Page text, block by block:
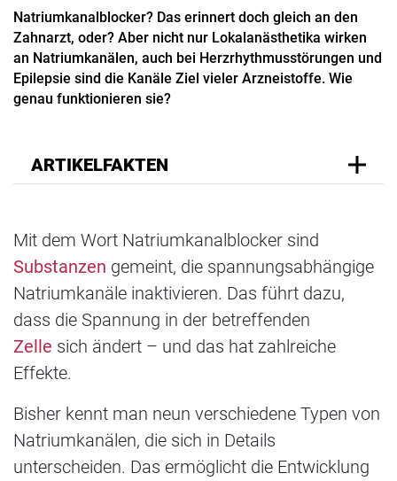
Natriumkanalblocker? Das erinnert doch gleich an den
Zahnarzt, oder? Aber nicht nur Lokalanästhetika wirken
an Natriumkanälen, auch bei Herzrhythmusstörungen und
Epilepsie sind die Kanäle Ziel vieler Arzneistoffe. Wie
genau funktionieren sie?
ARTIKELFAKTEN
Mit dem Wort Natriumkanalblocker sind
Substanzen gemeint, die spannungsabhängige
Natriumkanäle inaktivieren. Das führt dazu,
dass die Spannung in der betreffenden
Zelle sich ändert – und das hat zahlreiche
Effekte.
Bisher kennt man neun verschiedene Typen von
Natriumkanälen, die sich in Details
unterscheiden. Das ermöglicht die Entwicklung